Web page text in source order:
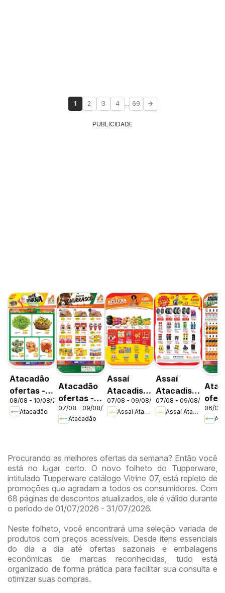
1 2 3 4 ... 69
PUBLICIDADE
Atacadão
ofertas -
DF
08/08 - 10/08/2026
Atacadão
Atacadão
ofertas -
DF
07/08 - 09/08/2026
Atacadão
Assaí
Atacadista
ofertas -
DF
07/08 - 09/08/2026
Assaí Atacadista
Assaí
Atacadista
ofertas -
DF
07/08 - 09/08/2026
Assaí Atacadista
DF
06/08
Procurando as melhores ofertas da semana? Então você
está no lugar certo. O novo folheto do Tupperware,
intitulado Tupperware catálogo Vitrine 07, está repleto de
promoções que agradam a todos os consumidores. Com
68 páginas de descontos atualizados, ele é válido durante
o período de 01/07/2026 - 31/07/2026.
Neste folheto, você encontrará uma seleção variada de
produtos com preços acessíveis. Desde itens essenciais
do dia a dia até ofertas sazonais e embalagens
econômicas de marcas reconhecidas, tudo está
organizado de forma prática para facilitar sua consulta e
otimizar suas compras.